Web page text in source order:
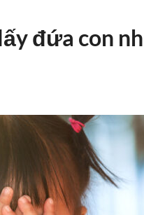
đứa con